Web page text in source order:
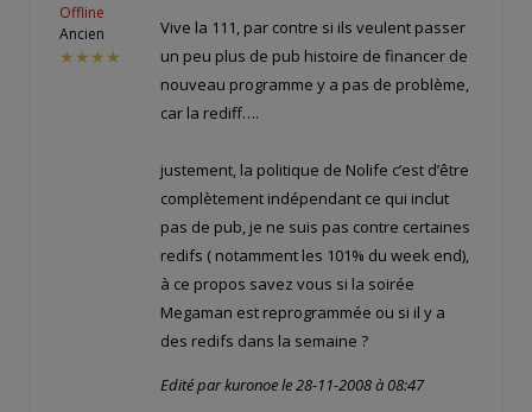
Offline
Ancien
★★★★
Vive la 111, par contre si ils veulent passer
un peu plus de pub histoire de financer de
nouveau programme y a pas de problème,
car la rediff….
justement, la politique de Nolife c’est d’être
complètement indépendant ce qui inclut
pas de pub, je ne suis pas contre certaines
redifs ( notamment les 101% du week end),
à ce propos savez vous si la soirée
Megaman est reprogrammée ou si il y a
des redifs dans la semaine ?
Edité par kuronoe le 28-11-2008 à 08:47